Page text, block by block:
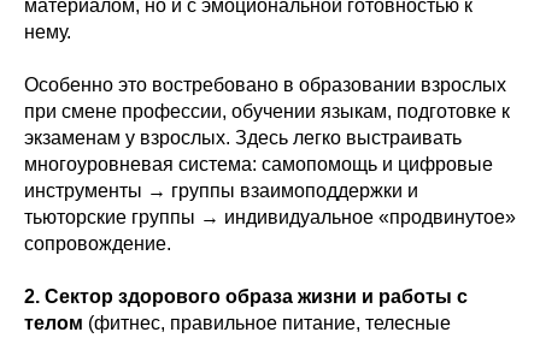
материалом, но и с эмоциональной готовностью к
нему.
Особенно это востребовано в образовании взрослых
при смене профессии, обучении языкам, подготовке к
экзаменам у взрослых. Здесь легко выстраивать
многоуровневая система: самопомощь и цифровые
инструменты → группы взаимоподдержки и
тьюторские группы → индивидуальное «продвинутое»
сопровождение.
2. Сектор здорового образа жизни и работы с
телом (фитнес, правильное питание, телесные